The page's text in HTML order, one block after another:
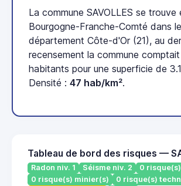
La commune SAVOLLES se trouve
Bourgogne-Franche-Comté dans le
département Côte-d'Or (21), au
recensement la commune
habitants pour une superficie de
Densité : 47 hab/km².
Tableau de bord des risques —
Radon niv. 1 Séisme niv. 2
0
0 risque(s) minier(s)
0 risque(s)